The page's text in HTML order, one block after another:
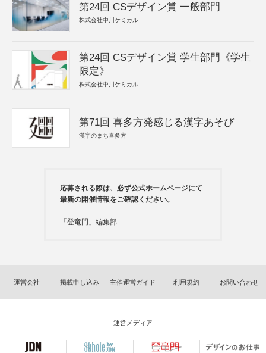
第24回 CSデザイン賞 一般部門
株式会社中川ケミカル
第24回 CSデザイン賞 学生部門《学生
限定》
株式会社中川ケミカル
第71回 喜多方発感じる漢字あそび
漢字のまち喜多方
応募される際は、必ず公式ホームページにて
最新の開催情報をご確認ください。
「登竜門」編集部
運営会社 掲載申し込み 主催運営ガイド 利用規約 お問い合わせ
運営メディア